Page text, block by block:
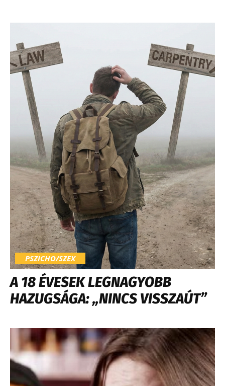
PSZICHO/SZEX
A 18 ÉVESEK LEGNAGYOBB
HAZUGSÁGA: „NINCS VISSZAÚT”